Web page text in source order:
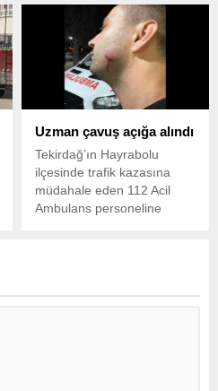
petrol fiyatlarında sert bir
düşüş yaşandı.
Uzman çavuş açığa alındı
Tekirdağ’ın Hayrabolu
ilçesinde trafik kazasına
müdahale eden 112 Acil
Ambulans personeline